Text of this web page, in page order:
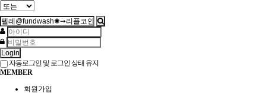
Login
자동로그인 및 로그인 상태 유지
MEMBER
회원가입